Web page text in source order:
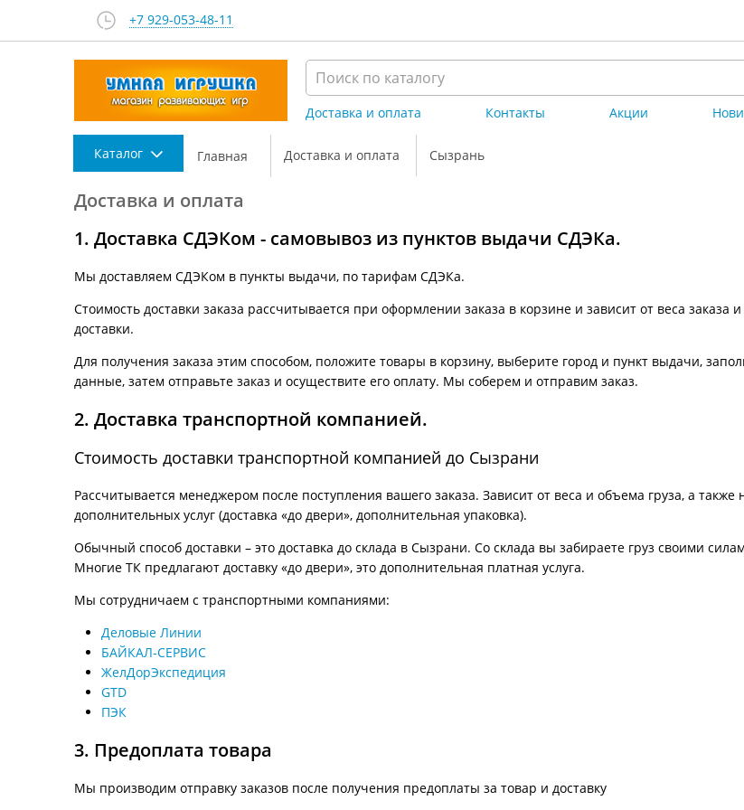
+7 929-053-48-11
Доставка и оплата Контакты Акции
Каталог Главная Доставка и оплата Сызрань
Доставка и оплата
1. Доставка СДЭКом - самовывоз из пунктов выдачи СДЭКа.
Мы доставляем СДЭКом в пункты выдачи, по тарифам СДЭКа.
Стоимость доставки заказа рассчитывается при оформлении заказа в корзине и зависит от веса заказа и
доставки.
Для получения заказа этим способом, положите товары в корзину, выберите город и пункт выдачи,
данные, затем отправьте заказ и осуществите его оплату. Мы соберем и отправим заказ.
2. Доставка транспортной компанией.
Стоимость доставки транспортной компанией до Сызрани
Рассчитывается менеджером после поступления вашего заказа. Зависит от веса и объема груза, а также
дополнительных услуг (доставка «до двери», дополнительная упаковка).
Обычный способ доставки – это доставка до склада в Сызрани. Со склада вы забираете груз своими
Многие ТК предлагают доставку «до двери», это дополнительная платная услуга.
Мы сотрудничаем с транспортными компаниями:
Деловые Линии
БАЙКАЛ-СЕРВИС
ЖелДорЭкспедиция
GTD
ПЭК
3. Предоплата товара
Мы производим отправку заказов после получения предоплаты за товар и доставку